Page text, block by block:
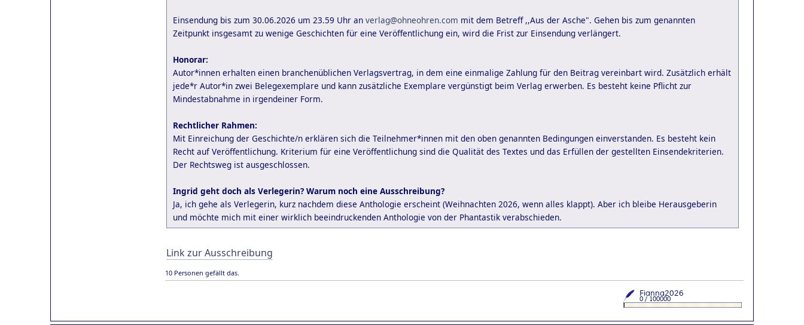
Einsendung bis zum 30.06.2026 um 23.59 Uhr an verlag@ohneohren.com mit dem Betreff ,,Aus der Asche". Gehen bis zum genannten
Zeitpunkt insgesamt zu wenige Geschichten für eine Veröffentlichung ein, wird die Frist zur Einsendung verlängert.
Honorar:
Autor*innen erhalten einen branchenüblichen Verlagsvertrag, in dem eine einmalige Zahlung für den Beitrag vereinbart wird. Zusätzlich erhält
jede*r Autor*in zwei Belegexemplare und kann zusätzliche Exemplare vergünstigt beim Verlag erwerben. Es besteht keine Pflicht zur
Mindestabnahme in irgendeiner Form.
Rechtlicher Rahmen:
Mit Einreichung der Geschichte/n erklären sich die Teilnehmer*innen mit den oben genannten Bedingungen einverstanden. Es besteht kein
Recht auf Veröffentlichung. Kriterium für eine Veröffentlichung sind die Qualität des Textes und das Erfüllen der gestellten Einsendekriterien.
Der Rechtsweg ist ausgeschlossen.
Ingrid geht doch als Verlegerin? Warum noch eine Ausschreibung?
Ja, ich gehe als Verlegerin, kurz nachdem diese Anthologie erscheint (Weihnachten 2026, wenn alles klappt). Aber ich bleibe Herausgeberin
und möchte mich mit einer wirklich beeindruckenden Anthologie von der Phantastik verabschieden.
Link zur Ausschreibung
10 Personen gefällt das.